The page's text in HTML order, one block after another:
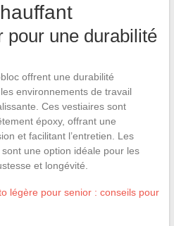
pour une durabilité
offrent une durabilité
environnements de travail
Ces vestiaires sont
époxy, offrant une
et facilitant l’entretien. Les
une option idéale pour les
et longévité.
légère pour senior : conseils pour